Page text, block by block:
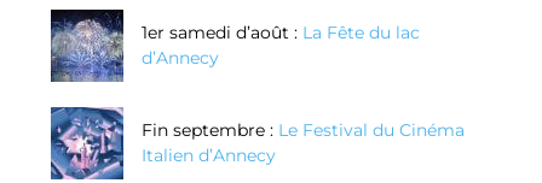
1er samedi d’août : La Fête du lac
d’Annecy
Fin septembre : Le Festival du Cinéma
Italien d’Annecy